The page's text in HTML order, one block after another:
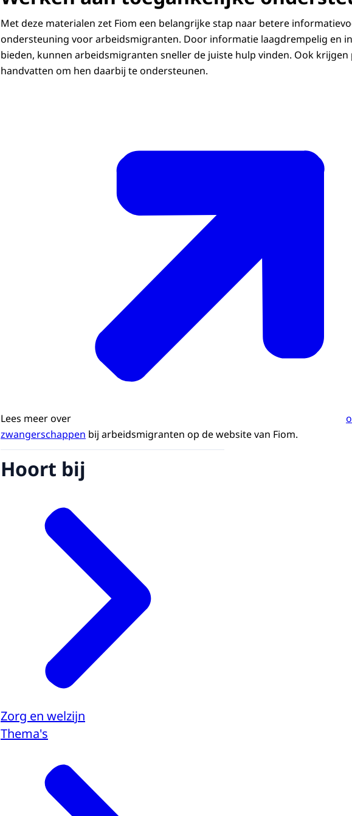
Met deze materialen zet Fiom een belangrijke stap naar betere
ondersteuning voor arbeidsmigranten. Door informatie laagdrempelig en
bieden, kunnen arbeidsmigranten sneller de juiste hulp vinden. Ook
handvatten om hen daarbij te ondersteunen.
Lees meer over
zwangerschappen bij arbeidsmigranten op de website van Fiom.
Hoort bij
Zorg en welzijn
Thema's